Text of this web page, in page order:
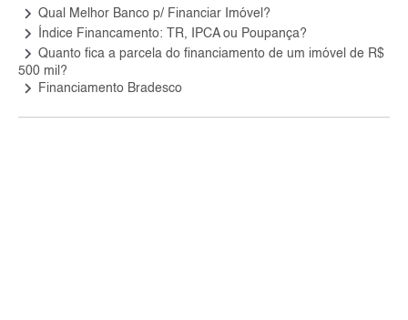
keyboard_arrow_right Qual Melhor Banco p/ Financiar Imóvel?
keyboard_arrow_right Índice Financamento: TR, IPCA ou Poupança?
keyboard_arrow_right Quanto fica a parcela do financiamento de um imóvel de R$
500 mil?
keyboard_arrow_right Financiamento Bradesco